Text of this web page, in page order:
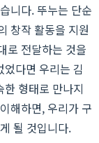
니다. 뚜누는 단순
창작 활동을 지원
로 전달하는 것을
다면 우리는 김
형태로 만나지
해하면, 우리가 구
될 것입니다.